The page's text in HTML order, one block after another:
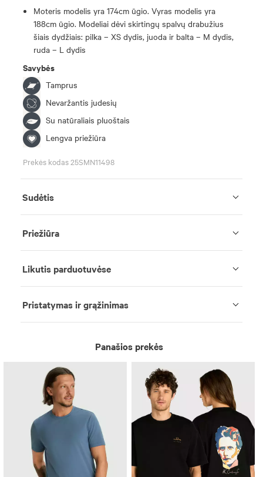
Moteris modelis yra 174cm ūgio. Vyras modelis yra
188cm ūgio. Modeliai dėvi skirtingų spalvų drabužius
šiais dydžiais: pilka – XS dydis, juoda ir balta – M dydis,
ruda – L dydis
Savybės
Tamprus
Nevaržantis judesių
Su natūraliais pluoštais
Lengva priežiūra
Prekės kodas 25SMN11498
Sudėtis
Priežiūra
Likutis parduotuvėse
Pristatymas ir grąžinimas
Panašios prekės